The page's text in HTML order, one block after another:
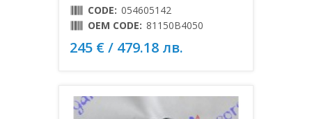
CODE: 054605142
OEM CODE: 81150B4050
245 € / 479.18 лв.